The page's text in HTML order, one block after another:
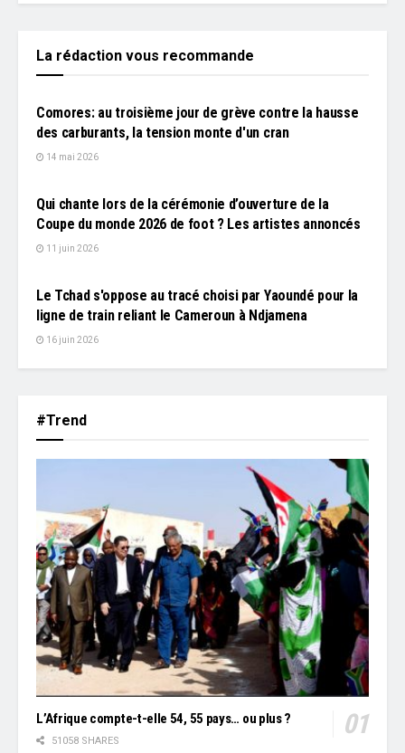
La rédaction vous recommande
À LA UNE
Comores: au troisième jour de grève contre la hausse
des carburants, la tension monte d'un cran
14 mai 2026
Qui chante lors de la cérémonie d’ouverture de la
Coupe du monde 2026 de foot ? Les artistes annoncés
11 juin 2026
Le Tchad s'oppose au tracé choisi par Yaoundé pour la
ligne de train reliant le Cameroun à Ndjamena
16 juin 2026
#Trend
L’Afrique compte-t-elle 54, 55 pays… ou plus ?
51058 SHARES